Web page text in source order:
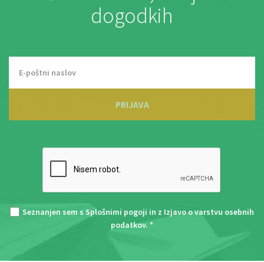
dogodkih
PRIJAVA
Seznanjen sem s Splošnimi pogoji in z Izjavo o varstvu osebnih
podatkov. *